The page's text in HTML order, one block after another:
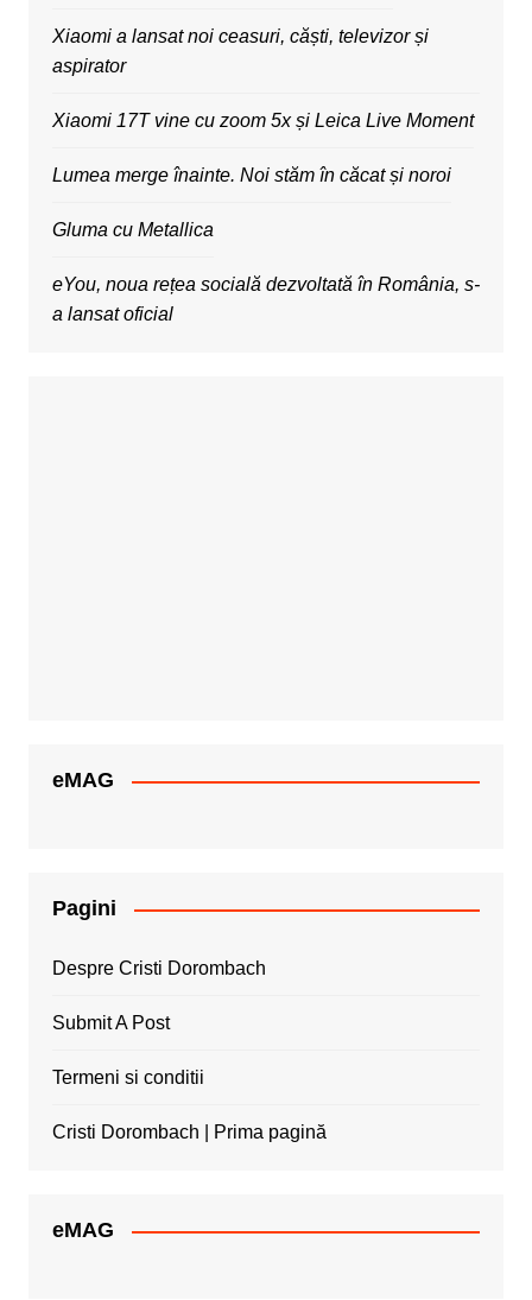
Xiaomi a lansat noi ceasuri, căști, televizor și
aspirator
Xiaomi 17T vine cu zoom 5x și Leica Live Moment
Lumea merge înainte. Noi stăm în căcat și noroi
Gluma cu Metallica
eYou, noua rețea socială dezvoltată în România, s-
a lansat oficial
eMAG
Pagini
Despre Cristi Dorombach
Submit A Post
Termeni si conditii
Cristi Dorombach | Prima pagină
eMAG